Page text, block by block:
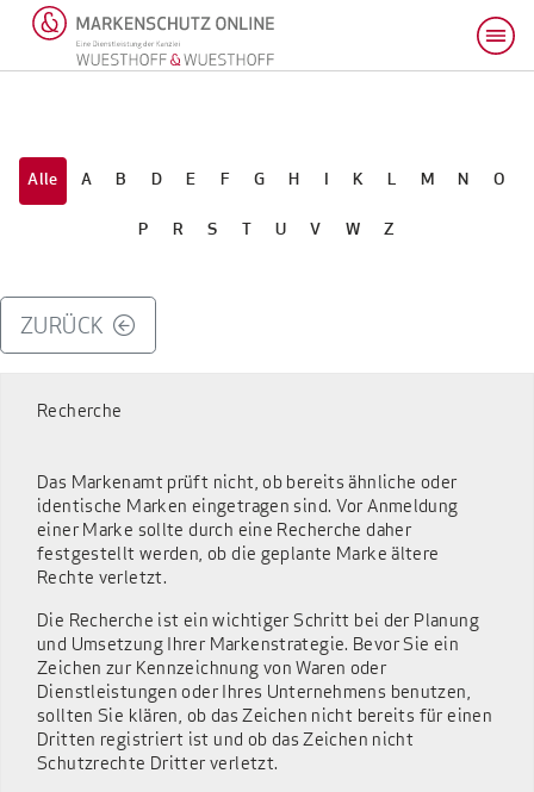
Alle A B D E F G H I K L M N O
P R S T U V W Z
ZURÜCK
Recherche
Das Markenamt prüft nicht, ob bereits ähnliche oder
identische Marken eingetragen sind. Vor Anmeldung
einer Marke sollte durch eine Recherche daher
festgestellt werden, ob die geplante Marke ältere
Rechte verletzt.
Die Recherche ist ein wichtiger Schritt bei der Planung
und Umsetzung Ihrer Markenstrategie. Bevor Sie ein
Zeichen zur Kennzeichnung von Waren oder
Dienstleistungen oder Ihres Unternehmens benutzen,
sollten Sie klären, ob das Zeichen nicht bereits für einen
Dritten registriert ist und ob das Zeichen nicht
Schutzrechte Dritter verletzt.